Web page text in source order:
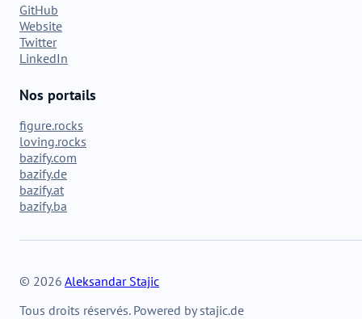
GitHub
Website
Twitter
LinkedIn
Nos portails
figure.rocks
loving.rocks
bazify.com
bazify.de
bazify.at
bazify.ba
© 2026 Aleksandar Stajic
Tous droits réservés. Powered by stajic.de